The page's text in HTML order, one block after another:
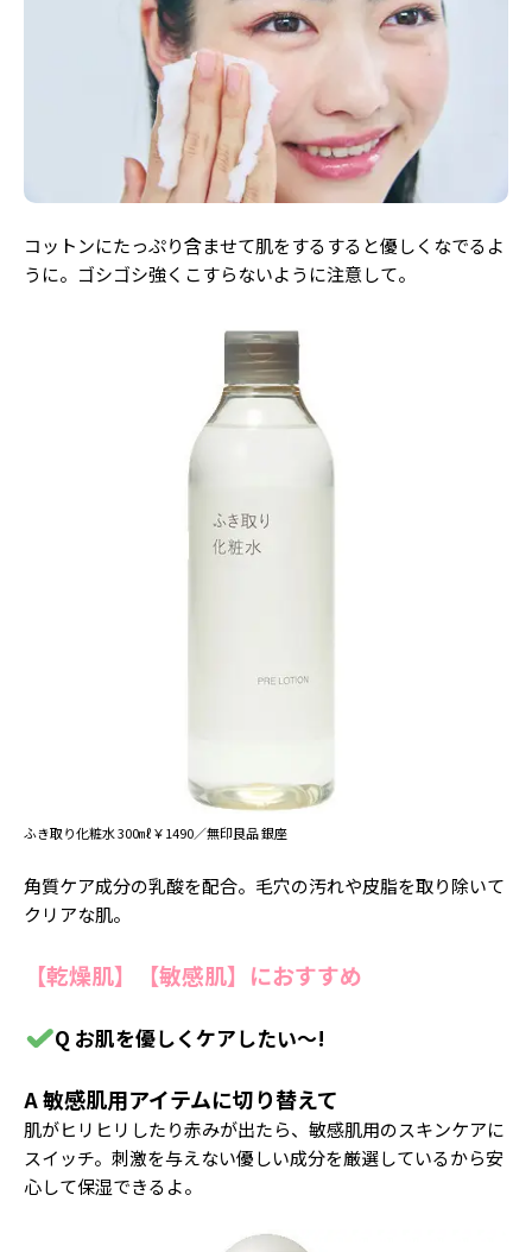
コットンにたっぷり含ませて肌をするすると優しくなでるよ
うに。ゴシゴシ強くこすらないように注意して。
ふき取り化粧水 300㎖￥1490／無印良品 銀座
角質ケア成分の乳酸を配合。毛穴の汚れや皮脂を取り除いて
クリアな肌。
【乾燥肌】【敏感肌】におすすめ
Q お肌を優しくケアしたい〜!
A 敏感肌用アイテムに切り替えて
肌がヒリヒリしたり赤みが出たら、敏感肌用のスキンケアに
スイッチ。刺激を与えない優しい成分を厳選しているから安
心して保湿できるよ。